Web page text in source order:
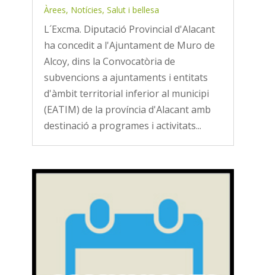
Àrees, Notícies, Salut i bellesa
L´Excma. Diputació Provincial d'Alacant
ha concedit a l'Ajuntament de Muro de
Alcoy, dins la Convocatòria de
subvencions a ajuntaments i entitats
d'àmbit territorial inferior al municipi
(EATIM) de la província d'Alacant amb
destinació a programes i activitats...